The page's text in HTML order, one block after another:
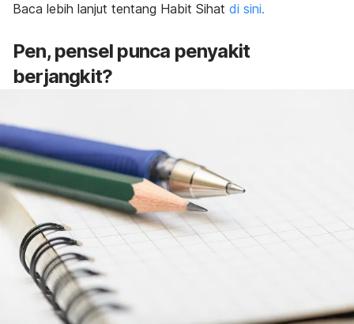
Baca lebih lanjut tentang Habit Sihat di sini.
Pen, pensel punca penyakit
berjangkit?